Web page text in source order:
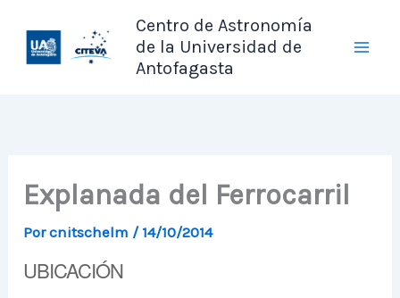
contenido
Centro de Astronomía
de la Universidad de
Antofagasta
Explanada del Ferrocarril
Porcnitschelm / 14/10/2014
UBICACIÓN